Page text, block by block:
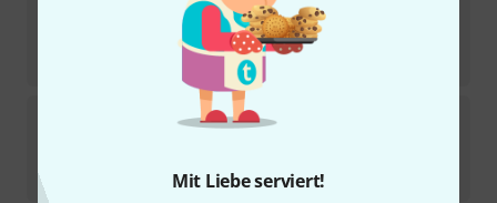
Mit Liebe serviert!
1
In 2–3 Wochen lieferbar
RZ ClarinetsAllegro Bb-Clarinet 18 B-Stock
2.899€